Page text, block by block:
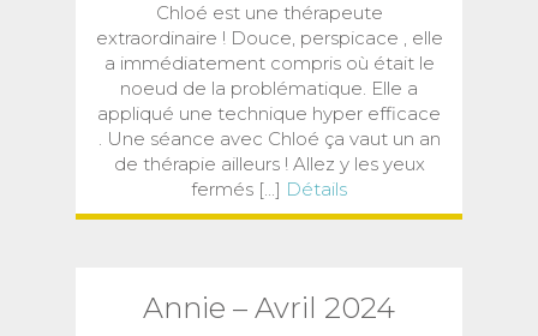
Chloé est une thérapeute
extraordinaire ! Douce, perspicace , elle
a immédiatement compris où était le
noeud de la problématique. Elle a
appliqué une technique hyper efficace
. Une séance avec Chloé ça vaut un an
de thérapie ailleurs ! Allez y les yeux
fermés [...] Détails
Annie – Avril 2024